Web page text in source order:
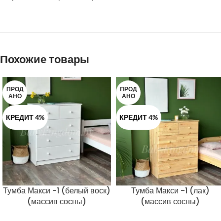
Похожие товары
ПРОД
АНО
КРЕДИТ 4%
Тумба Макси -1 (белый воск)
(массив сосны)
ПРОД
АНО
КРЕДИТ 4%
Тумба Макси -1 (лак)
(массив сосны)